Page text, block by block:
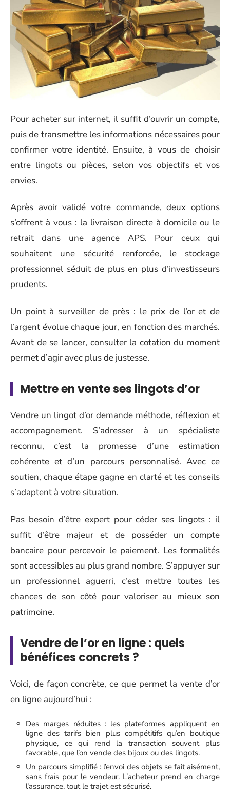
Pour acheter sur internet, il suffit d’ouvrir un compte,
puis de transmettre les informations nécessaires pour
confirmer votre identité. Ensuite, à vous de choisir
entre lingots ou pièces, selon vos objectifs et vos
envies.
Après avoir validé votre commande, deux options
s’offrent à vous : la livraison directe à domicile ou le
retrait dans une agence APS. Pour ceux qui
souhaitent une sécurité renforcée, le stockage
professionnel séduit de plus en plus d’investisseurs
prudents.
Un point à surveiller de près : le prix de l’or et de
l’argent évolue chaque jour, en fonction des marchés.
Avant de se lancer, consulter la cotation du moment
permet d’agir avec plus de justesse.
Mettre en vente ses lingots d’or
Vendre un lingot d’or demande méthode, réflexion et
accompagnement. S’adresser à un spécialiste
reconnu, c’est la promesse d’une estimation
cohérente et d’un parcours personnalisé. Avec ce
soutien, chaque étape gagne en clarté et les conseils
s’adaptent à votre situation.
Pas besoin d’être expert pour céder ses lingots : il
suffit d’être majeur et de posséder un compte
bancaire pour percevoir le paiement. Les formalités
sont accessibles au plus grand nombre. S’appuyer sur
un professionnel aguerri, c’est mettre toutes les
chances de son côté pour valoriser au mieux son
patrimoine.
Vendre de l’or en ligne : quels
bénéfices concrets ?
Voici, de façon concrète, ce que permet la vente d’or
en ligne aujourd’hui :
Des marges réduites : les plateformes appliquent en
ligne des tarifs bien plus compétitifs qu’en boutique
physique, ce qui rend la transaction souvent plus
favorable, que l’on vende des bijoux ou des lingots.
Un parcours simplifié : l’envoi des objets se fait aisément,
sans frais pour le vendeur. L’acheteur prend en charge
l’assurance, tout le trajet est sécurisé.